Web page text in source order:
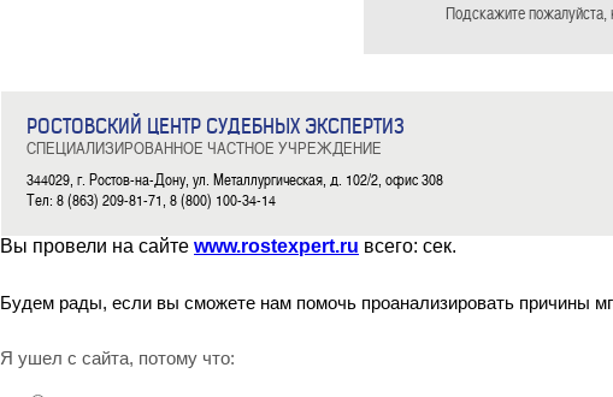
Подскажите пожалуйста,
РОСТОВСКИЙ ЦЕНТР СУДЕБНЫХ ЭКСПЕРТИЗ
СПЕЦИАЛИЗИРОВАННОЕ ЧАСТНОЕ УЧРЕЖДЕНИЕ
344029, г. Ростов-на-Дону, ул. Металлургическая, д. 102/2, офис 308
Тел: 8 (863) 209-81-71, 8 (800) 100-34-14
Вы провели на сайте www.rostexpert.ru всего: сек.
Будем рады, если вы сможете нам помочь проанализировать причины
Я ушел с сайта, потому что: